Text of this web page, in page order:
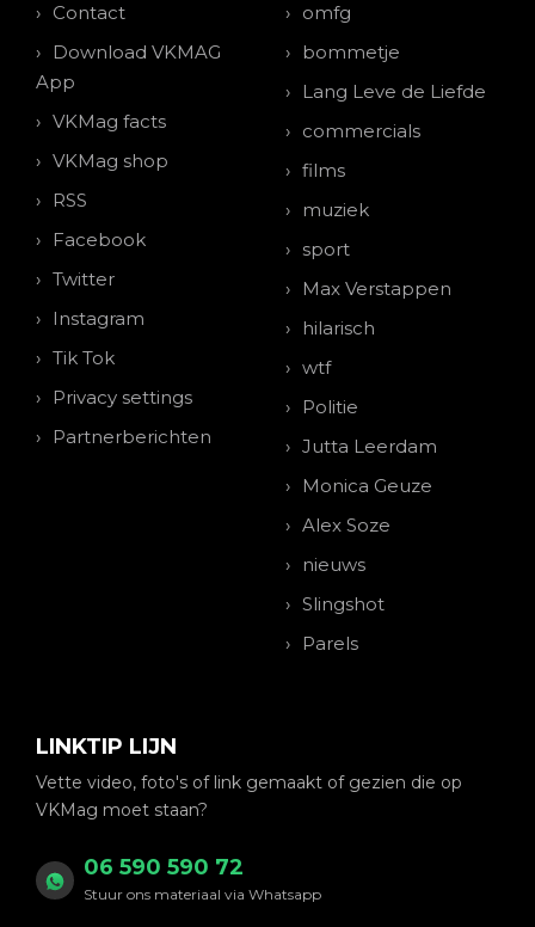
Contact
Download VKMAG
App
VKMag facts
VKMag shop
RSS
Facebook
Twitter
Instagram
Tik Tok
Privacy settings
Partnerberichten
omfg
bommetje
Lang Leve de Liefde
commercials
films
muziek
sport
Max Verstappen
hilarisch
wtf
Politie
Jutta Leerdam
Monica Geuze
Alex Soze
nieuws
Slingshot
Parels
LINKTIP LIJN
Vette video, foto's of link gemaakt of gezien die op
VKMag moet staan?
06 590 590 72
Stuur ons materiaal via Whatsapp